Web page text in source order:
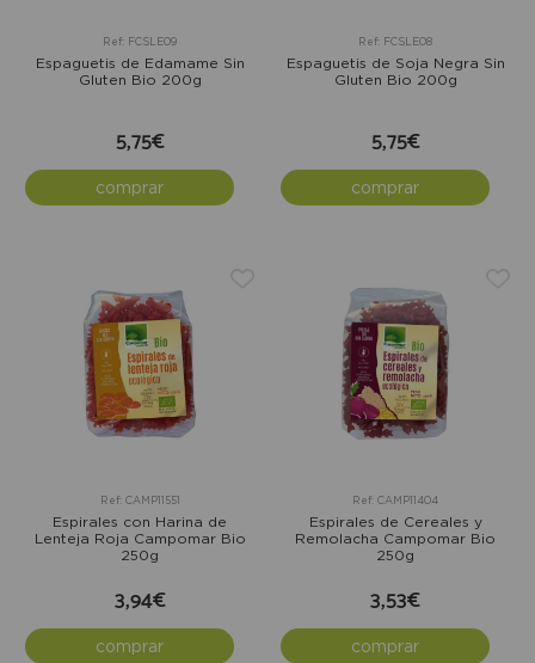
Ref: FCSLE09
Espaguetis de Edamame Sin
Gluten Bio 200g
5,75€
comprar
Ref: FCSLE08
Espaguetis de Soja Negra Sin
Gluten Bio 200g
5,75€
comprar
Ref: CAMP11551
Espirales con Harina de
Lenteja Roja Campomar Bio
250g
3,94€
comprar
Ref: CAMP11404
Espirales de Cereales y
Remolacha Campomar Bio
250g
3,53€
comprar